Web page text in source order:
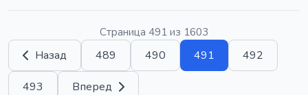
Страница 491 из 1603
Назад 489 490 491 492
493 Вперед